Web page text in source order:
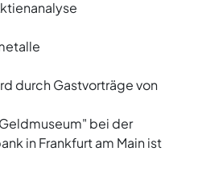
durch Gastvorträge von
bei der
in Frankfurt am Main ist